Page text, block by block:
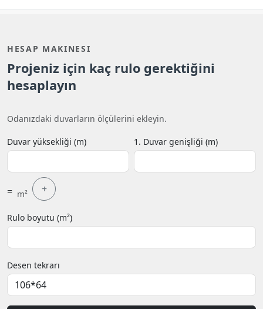
HESAP MAKINESI
Projeniz için kaç rulo gerektiğini
hesaplayın
Odanızdaki duvarların ölçülerini ekleyin.
Duvar yüksekliği (m) 1. Duvar genişliği (m)
= m² +
Rulo boyutu (m²)
Desen tekrarı